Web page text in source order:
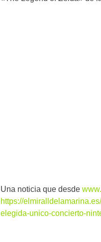
Una noticia que desde
https://
elegida-unico-concierto-